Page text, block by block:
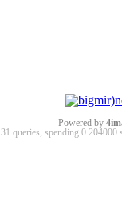
Powered by
queries, spending